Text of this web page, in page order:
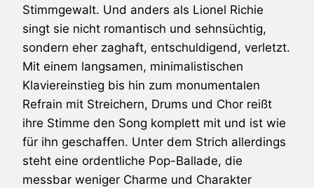
Stimmgewalt. Und anders als Lionel Richie
singt sie nicht romantisch und sehnsüchtig,
sondern eher zaghaft, entschuldigend, verletzt.
Mit einem langsamen, minimalistischen
Klaviereinstieg bis hin zum monumentalen
Refrain mit Streichern, Drums und Chor reißt
ihre Stimme den Song komplett mit und ist wie
für ihn geschaffen. Unter dem Strich allerdings
steht eine ordentliche Pop-Ballade, die
messbar weniger Charme und Charakter